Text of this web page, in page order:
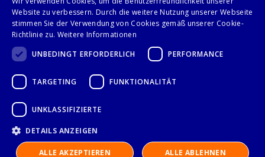
für Kombidämpfer
SmartCook/ClassicCook GN
1/1
passend zu PP0402630
SeiteSie lesen gerade Seite
1 Seite
2 Seite
3 Seite
4
Anzeigen
Website zu verbessern. Durch die weitere Nutzung unserer Webseite
stimmen Sie der Verwendung von Cookies gemäß unserer Cookie-
Richtlinie zu. Weitere Informationen
UNBEDINGT ERFORDERLICH
PERFORMANCE
TARGETING FUNKTIONALITÄT
UNKLASSIFIZIERTE
DETAILS ANZEIGEN
ALLE AKZEPTIEREN ALLE ABLEHNEN